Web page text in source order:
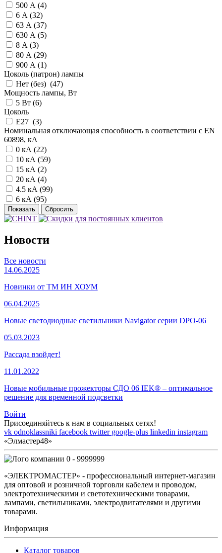
500 А (4)
6 А (32)
63 А (37)
630 А (5)
8 А (3)
80 А (29)
900 А (1)
Цоколь (патрон) лампы
Нет (без) (47)
Мощность лампы, Вт
5 Вт (6)
Цоколь
E27 (3)
Номинальная отключающая способность в соответствии с EN
60898, кА
0 кА (22)
10 кА (59)
15 кА (2)
20 кА (4)
4.5 кА (99)
6 кА (95)
Новости
Все новости
14.06.2025
Новинки от ТМ ИН ХОУМ
06.04.2025
Новые светодиодные светильники Navigator серии DPO-06
05.03.2023
Рассада взойдет!
11.01.2022
Новые мобильные прожекторы СДО 06 IEK® – оптимальное
решение для временной подсветки
Войти
Присоединяйтесь к нам в социальных сетях!
vk odnoklassniki facebook twitter google-plus linkedin instagram
«Элмастер48»
0 - 9999999
«ЭЛЕКТРОМАСТЕР» - профессиональный интернет-магазин
для оптовой и розничной торговли кабелем и проводом,
электротехническими и светотехническими товарами,
лампами, светильниками, электродвигателями и другими
товарами.
Информация
Каталог товаров